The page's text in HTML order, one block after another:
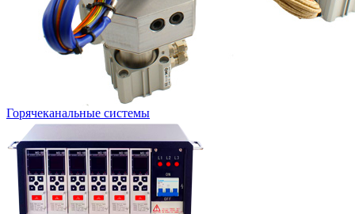
Горячеканальные системы